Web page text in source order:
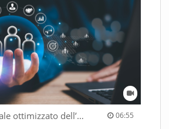
Il sistema salariale ottimizzato dell’Amministrazione federale 06:55